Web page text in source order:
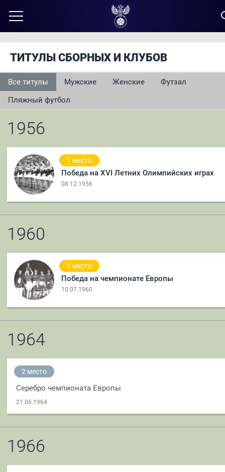
ТИТУЛЫ СБОРНЫХ И КЛУБОВ
Все титулы Мужские Женские
Футзал
Пляжный футбол
1956
1 место
Победа на XVI Летних Олимпийских играх
08.12.1956
1960
1 место
Победа на чемпионате Европы
10.07.1960
1964
2 место
Серебро чемпионата Европы
21.06.1964
1966